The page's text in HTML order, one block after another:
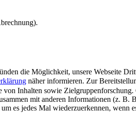
die Möglichkeit, unsere Webseite
näher informieren. Zur
Inhalten sowie
mit anderen Informationen (z.
es jedes Mal wiederzuerkennen,